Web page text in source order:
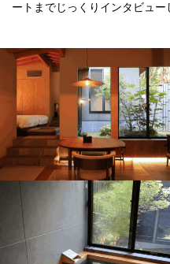
ートまでじっくりインタビュー